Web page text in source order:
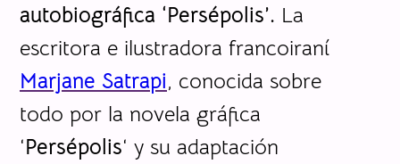
autobiográfica ‘Persépolis’. La
escritora e ilustradora francoiraní
Marjane Satrapi, conocida sobre
todo por la novela gráfica
‘Persépolis‘ y su adaptación